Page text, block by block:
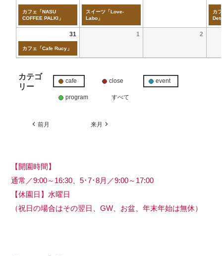
カフェ「NASU
COFFEE PALKI」
スイーツ「Love-
Labo」
カ
31
カフェ「Cafe Rucy」
1 2
カテゴ
リー
cafe close event
program すべて
前月 来月
【開園時間】
通常／9:00～16:30、5･7･8月／9:00～17:00
【休園日】水曜日
（祝日の場合はその翌日、GW、お盆、年末年始は無休）